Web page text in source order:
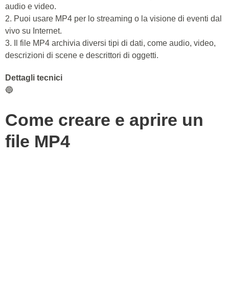
audio e video.
2. Puoi usare MP4 per lo streaming o la visione di eventi dal
vivo su Internet.
3. Il file MP4 archivia diversi tipi di dati, come audio, video,
descrizioni di scene e descrittori di oggetti.
Dettagli tecnici
🔵
Come creare e aprire un
file MP4